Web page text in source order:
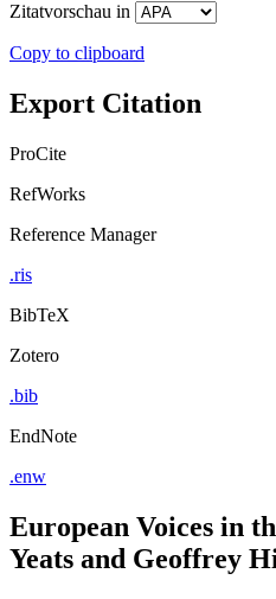
Export Citation
European Voices in
Yeats and Geoffrey